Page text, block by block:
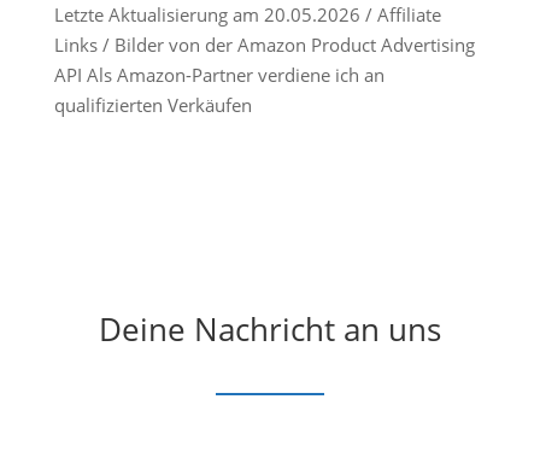
Letzte Aktualisierung am 20.05.2026 / Affiliate
Links / Bilder von der Amazon Product Advertising
API Als Amazon-Partner verdiene ich an
qualifizierten Verkäufen
Deine Nachricht an uns